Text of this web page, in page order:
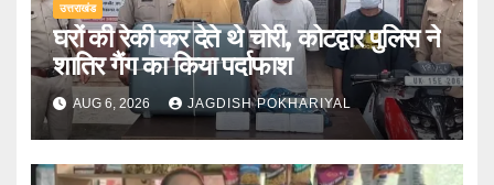
उत्तराखंड
घरों की रेकी कर देते थे चोरी, कोटद्वार पुलिस ने
शातिर गैंग का किया पर्दाफाश
AUG 6, 2026 JAGDISH POKHARIYAL